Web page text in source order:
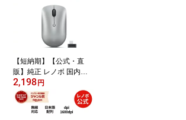
【短納期】【公式・直
販】純正 レノボ 国内正
規品 レノボ公式 新生活 L
enovo 540 USB-C ワイ
ヤレスコンパクトマウス
(クラウドグレー) (GY51
2,198 円